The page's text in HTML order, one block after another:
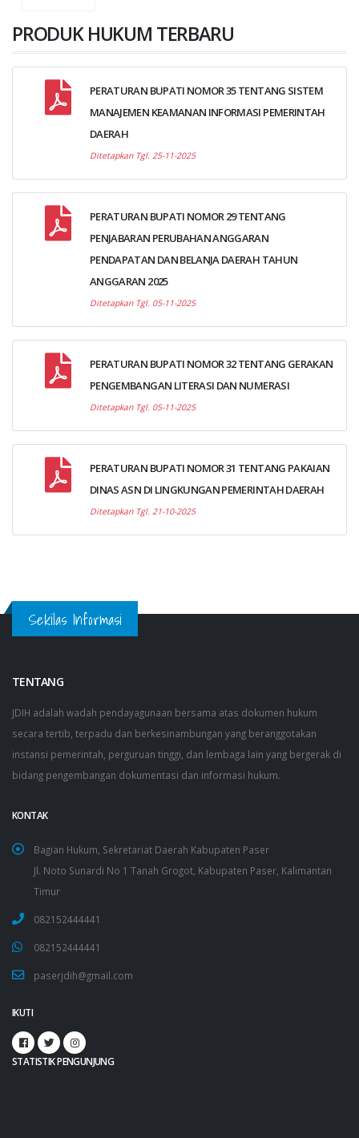
PRODUK HUKUM TERBARU
PERATURAN BUPATI NOMOR 35 TENTANG SISTEM
MANAJEMEN KEAMANAN INFORMASI PEMERINTAH
DAERAH
Ditetapkan Tgl. 25-11-2025
PERATURAN BUPATI NOMOR 29 TENTANG
PENJABARAN PERUBAHAN ANGGARAN
PENDAPATAN DAN BELANJA DAERAH TAHUN
ANGGARAN 2025
Ditetapkan Tgl. 05-11-2025
PERATURAN BUPATI NOMOR 32 TENTANG GERAKAN
PENGEMBANGAN LITERASI DAN NUMERASI
Ditetapkan Tgl. 05-11-2025
PERATURAN BUPATI NOMOR 31 TENTANG PAKAIAN
DINAS ASN DI LINGKUNGAN PEMERINTAH DAERAH
Ditetapkan Tgl. 21-10-2025
Sekilas Informasi
TENTANG
JDIH adalah wadah pendayagunaan bersama atas dokumen hukum
secara tertib, terpadu dan berkesinambungan yang beranggotakan
instansi pemerintah, perguruan tinggi, dan lembaga lain yang bergerak di
bidang pengembangan dokumentasi dan informasi hukum.
KONTAK
Bagian Hukum, Sekretariat Daerah Kabupaten Paser
Jl. Noto Sunardi No 1 Tanah Grogot, Kabupaten Paser, Kalimantan
Timur
082152444441
082152444441
paserjdih@gmail.com
IKUTI
STATISTIK PENGUNJUNG